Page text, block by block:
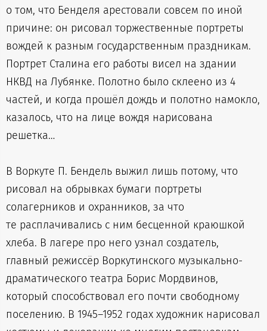
о том, что Бенделя арестовали совсем по иной
причине: он рисовал торжественные портреты
вождей к разным государственным праздникам.
Портрет Сталина его работы висел на здании
НКВД на Лубянке. Полотно было склеено из 4
частей, и когда прошёл дождь и полотно намокло,
казалось, что на лице вождя нарисована
решетка…
В Воркуте П. Бендель выжил лишь потому, что
рисовал на обрывках бумаги портреты
солагерников и охранников, за что
те расплачивались с ним бесценной краюшкой
хлеба. В лагере про него узнал создатель,
главный режиссёр Воркутинского музыкально-
драматического театра Борис Мордвинов,
который способствовал его почти свободному
поселению. В 1945–1952 годах художник нарисовал